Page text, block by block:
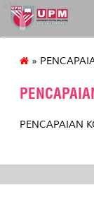
k16
»
PENCAPAIAN